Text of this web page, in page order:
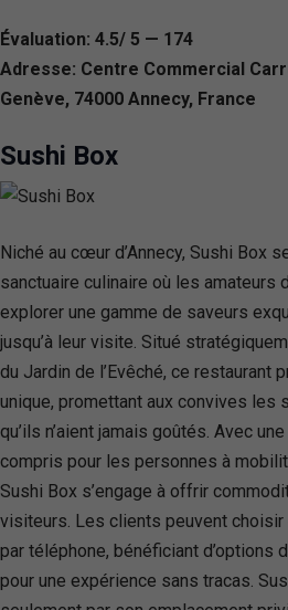
Évaluation: 4.5/ 5 — 174
Adresse: Centre Commercial
Genève, 74000 Annecy, France
Sushi Box
Niché au cœur d’Annecy, Sushi Box
sanctuaire culinaire où les amateurs
explorer une gamme de saveurs
jusqu’à leur visite. Situé
du Jardin de l’Evêché, ce restaurant
unique, promettant aux convives les
qu’ils n’aient jamais goûtés. Avec
compris pour les personnes à
Sushi Box s’engage à offrir
visiteurs. Les clients peuvent choisir
par téléphone, bénéficiant d’options
pour une expérience sans tracas.